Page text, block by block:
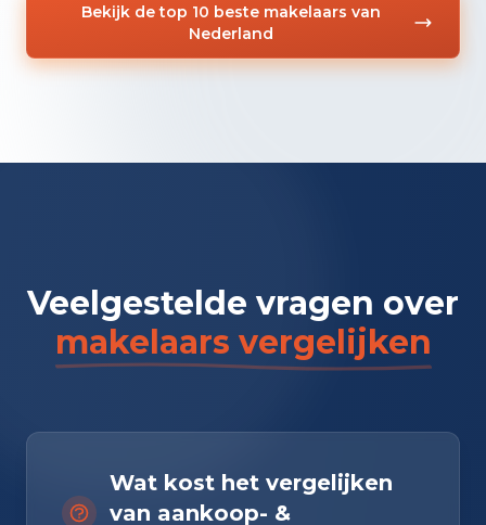
Bekijk de top 10 beste makelaars van
Nederland
Veelgestelde vragen over
makelaars vergelijken
Wat kost het vergelijken
van aankoop- &